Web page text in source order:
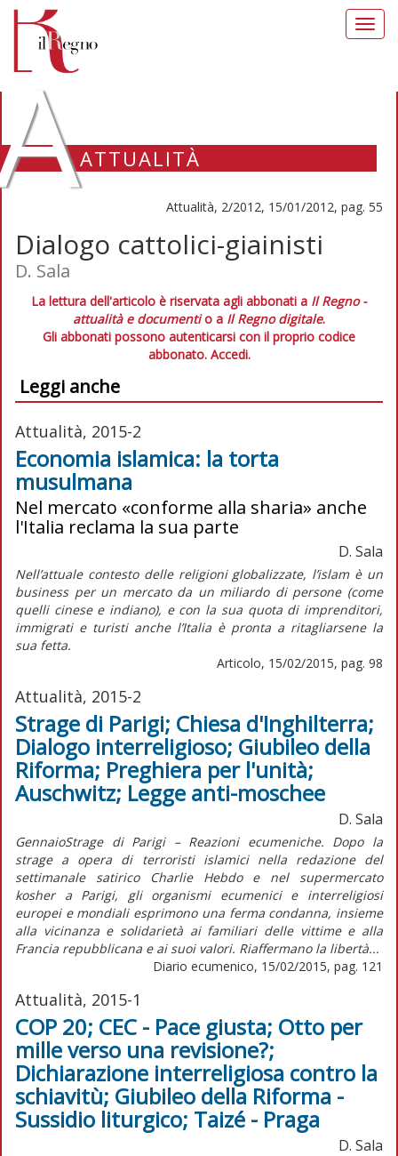
ATTUALITÀ
Attualità, 2/2012, 15/01/2012, pag. 55
Dialogo cattolici-giainisti
D. Sala
La lettura dell'articolo è riservata agli abbonati a Il Regno -
attualità e documentio a Il Regno digitale.
Gli abbonati possono autenticarsi con il proprio codice
abbonato. Accedi.
Leggi anche
Attualità, 2015-2
Economia islamica: la torta
musulmana
Nel mercato «conforme alla sharia» anche
l'Italia reclama la sua parte
D. Sala
Nell’attuale contesto delle religioni globalizzate, l’islam è un
business per un mercato da un miliardo di persone (come
quelli cinese e indiano), e con la sua quota di imprenditori,
immigrati e turisti anche l’Italia è pronta a ritagliarsene la
sua fetta.
Articolo, 15/02/2015, pag. 98
Attualità, 2015-2
Strage di Parigi; Chiesa d'Inghilterra;
Dialogo interreligioso; Giubileo della
Riforma; Preghiera per l'unità;
Auschwitz; Legge anti-moschee
D. Sala
GennaioStrage di Parigi – Reazioni ecumeniche. Dopo la
strage a opera di terroristi islamici nella redazione del
settimanale satirico Charlie Hebdo e nel supermercato
kosher a Parigi, gli organismi ecumenici e interreligiosi
europei e mondiali esprimono una ferma condanna, insieme
alla vicinanza e solidarietà ai familiari delle vittime e alla
Francia repubblicana e ai suoi valori. Riaffermano la libertà...
Diario ecumenico, 15/02/2015, pag. 121
Attualità, 2015-1
COP 20; CEC - Pace giusta; Otto per
mille verso una revisione?;
Dichiarazione interreligiosa contro la
schiavitù; Giubileo della Riforma -
Sussidio liturgico; Taizé - Praga
D. Sala